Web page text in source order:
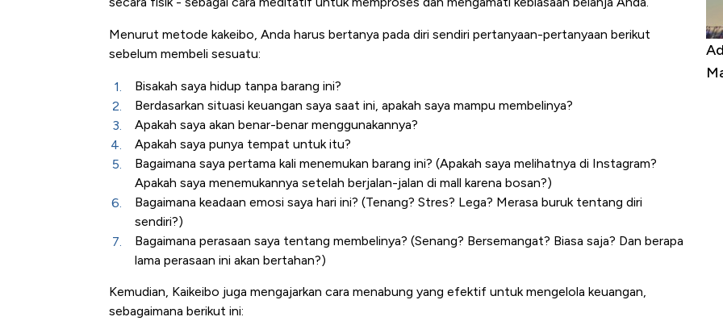
Menurut metode kakeibo, Anda harus bertanya pada diri sendiri pertanyaan-pertanyaan berikut
sebelum membeli sesuatu:
Bisakah saya hidup tanpa barang ini?
Berdasarkan situasi keuangan saya saat ini, apakah saya mampu membelinya?
Apakah saya akan benar-benar menggunakannya?
Apakah saya punya tempat untuk itu?
Bagaimana saya pertama kali menemukan barang ini? (Apakah saya melihatnya di Instagram?
Apakah saya menemukannya setelah berjalan-jalan di mall karena bosan?)
Bagaimana keadaan emosi saya hari ini? (Tenang? Stres? Lega? Merasa buruk tentang diri
sendiri?)
Bagaimana perasaan saya tentang membelinya? (Senang? Bersemangat? Biasa saja? Dan berapa
lama perasaan ini akan bertahan?)
Kemudian, Kaikeibo juga mengajarkan cara menabung yang efektif untuk mengelola keuangan,
sebagaimana berikut ini: